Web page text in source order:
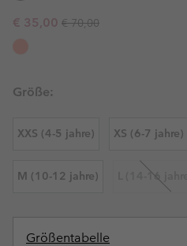
Sale price:
€ 35,00 Regular price:
€ 70,00
Größe:
XXS (4-5 jahre) XS (6-7 jahre)
M (10-12 jahre) L (14-16 jahre)
Größentabelle